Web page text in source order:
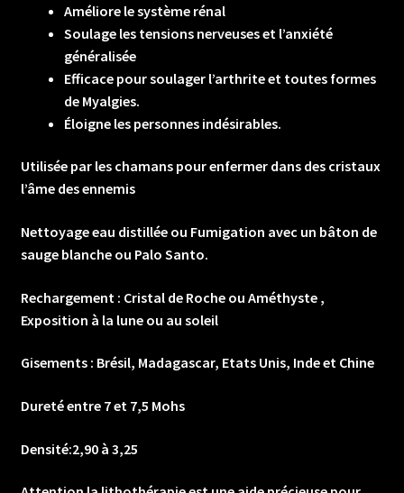
Améliore le système rénal
Soulage les tensions nerveuses et l’anxiété
généralisée
Efficace pour soulager l’arthrite et toutes formes
de Myalgies.
Éloigne les personnes indésirables.
Utilisée par les chamans pour enfermer dans des cristaux
l’âme des ennemis
Nettoyage eau distillée ou Fumigation avec un bâton de
sauge blanche ou Palo Santo.
Rechargement : Cristal de Roche ou Améthyste ,
Exposition à la lune ou au soleil
Gisements : Brésil, Madagascar, Etats Unis, Inde et Chine
Dureté entre 7 et 7,5 Mohs
Densité:2,90 à 3,25